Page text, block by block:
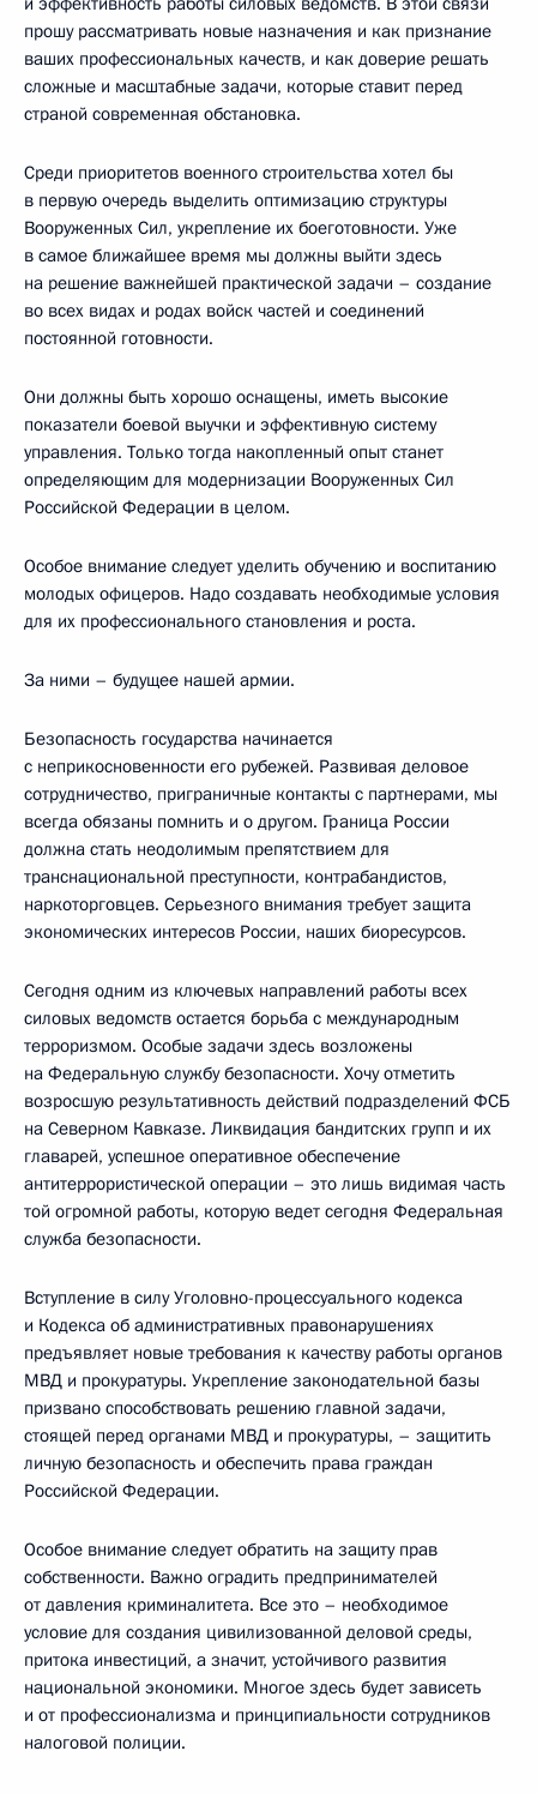
прошу рассматривать новые назначения и как признание
ваших профессиональных качеств, и как доверие решать
сложные и масштабные задачи, которые ставит перед
страной современная обстановка.
Среди приоритетов военного строительства хотел бы
в первую очередь выделить оптимизацию структуры
Вооруженных Сил, укрепление их боеготовности. Уже
в самое ближайшее время мы должны выйти здесь
на решение важнейшей практической задачи – создание
во всех видах и родах войск частей и соединений
постоянной готовности.
Они должны быть хорошо оснащены, иметь высокие
показатели боевой выучки и эффективную систему
управления. Только тогда накопленный опыт станет
определяющим для модернизации Вооруженных Сил
Российской Федерации в целом.
Особое внимание следует уделить обучению и воспитанию
молодых офицеров. Надо создавать необходимые условия
для их профессионального становления и роста.
За ними – будущее нашей армии.
Безопасность государства начинается
с неприкосновенности его рубежей. Развивая деловое
сотрудничество, приграничные контакты с партнерами, мы
всегда обязаны помнить и о другом. Граница России
должна стать неодолимым препятствием для
транснациональной преступности, контрабандистов,
наркоторговцев. Серьезного внимания требует защита
экономических интересов России, наших биоресурсов.
Сегодня одним из ключевых направлений работы всех
силовых ведомств остается борьба с международным
терроризмом. Особые задачи здесь возложены
на Федеральную службу безопасности. Хочу отметить
возросшую результативность действий подразделений ФСБ
на Северном Кавказе. Ликвидация бандитских групп и их
главарей, успешное оперативное обеспечение
антитеррористической операции – это лишь видимая часть
той огромной работы, которую ведет сегодня Федеральная
служба безопасности.
Вступление в силу Уголовно-процессуального кодекса
и Кодекса об административных правонарушениях
предъявляет новые требования к качеству работы органов
МВД и прокуратуры. Укрепление законодательной базы
призвано способствовать решению главной задачи,
стоящей перед органами МВД и прокуратуры, – защитить
личную безопасность и обеспечить права граждан
Российской Федерации.
Особое внимание следует обратить на защиту прав
собственности. Важно оградить предпринимателей
от давления криминалитета. Все это – необходимое
условие для создания цивилизованной деловой среды,
притока инвестиций, а значит, устойчивого развития
национальной экономики. Многое здесь будет зависеть
и от профессионализма и принципиальности сотрудников
налоговой полиции.